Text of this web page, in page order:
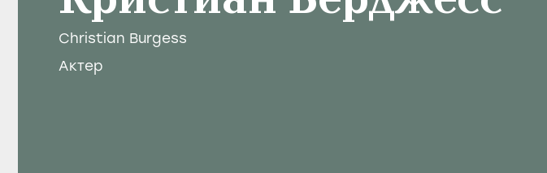
Christian Burgess
Актер